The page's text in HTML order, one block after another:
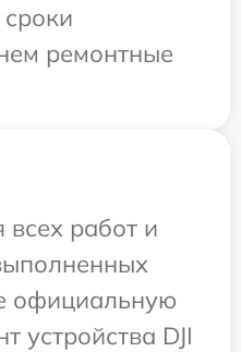
ремонтные
работ и
официальную
устройства DJI